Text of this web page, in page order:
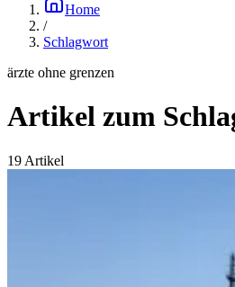
Home
/
Schlagwort
ärzte ohne grenzen
Artikel zum
19 Artikel